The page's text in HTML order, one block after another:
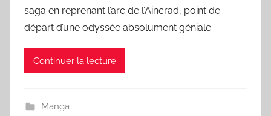
saga en reprenant l’arc de l’Aincrad, point de
départ d’une odyssée absolument géniale.
Continuer la lecture
Manga